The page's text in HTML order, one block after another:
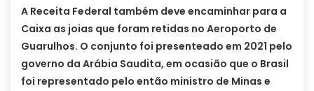
A Receita Federal também deve encaminhar para a
Caixa as joias que foram retidas no Aeroporto de
Guarulhos. O conjunto foi presenteado em 2021 pelo
governo da Arábia Saudita, em ocasião que o Brasil
foi representado pelo então ministro de Minas e